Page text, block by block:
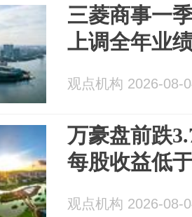
三菱商事一
上调全年业
观点机构 2026-08-
万豪盘前跌
每股收益低
观点机构 2026-08-